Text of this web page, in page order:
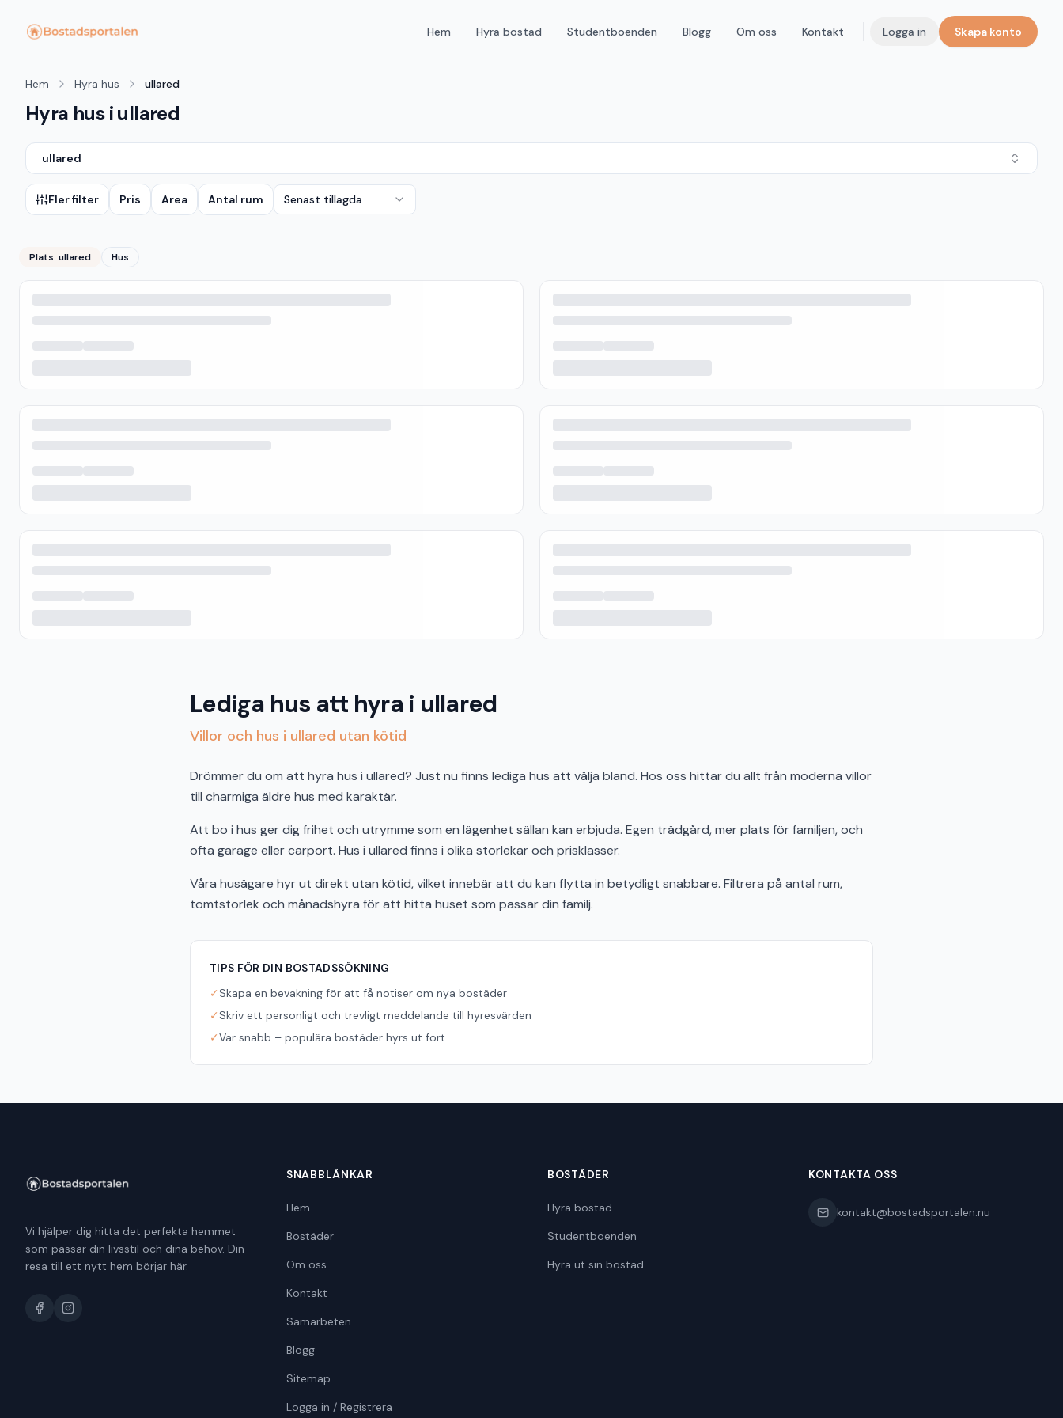
Hem Hyra bostad Studentboenden Blogg Om oss Kontakt Logga in Skapa konto
Hem Hyra hus ullared
Hyra hus i ullared
ullared
Fler filter Pris Area Antal rum Senast tillagda
Plats: ullared Hus
Lediga hus att hyra i ullared
Villor och hus i ullared utan kötid
Drömmer du om att hyra hus i ullared? Just nu finns lediga hus att välja bland. Hos oss hittar du allt från moderna villor
till charmiga äldre hus med karaktär.
Att bo i hus ger dig frihet och utrymme som en lägenhet sällan kan erbjuda. Egen trädgård, mer plats för familjen, och
ofta garage eller carport. Hus i ullared finns i olika storlekar och prisklasser.
Våra husägare hyr ut direkt utan kötid, vilket innebär att du kan flytta in betydligt snabbare. Filtrera på antal rum,
tomtstorlek och månadshyra för att hitta huset som passar din familj.
TIPS FÖR DIN BOSTADSSÖKNING
✓Skapa en bevakning för att få notiser om nya bostäder
✓Skriv ett personligt och trevligt meddelande till hyresvärden
✓Var snabb – populära bostäder hyrs ut fort
Vi hjälper dig hitta det perfekta hemmet
som passar din livsstil och dina behov. Din
resa till ett nytt hem börjar här.
SNABBLÄNKAR
Hem
Bostäder
Om oss
Kontakt
Samarbeten
Blogg
Sitemap
Logga in / Registrera
BOSTÄDER
Hyra bostad
Studentboenden
Hyra ut sin bostad
KONTAKTA OSS
kontakt@bostadsportalen.nu